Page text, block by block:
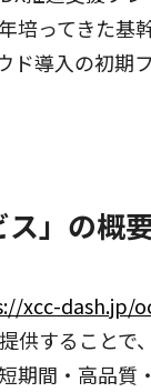
培ってきた
ド導入の初
ス」の概
xcc-dash.jp/
供すること
期間・高品